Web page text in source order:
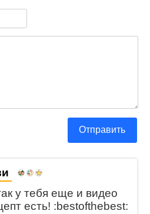
Отправить
у тебя еще и видео
есть! :bestofthebest: